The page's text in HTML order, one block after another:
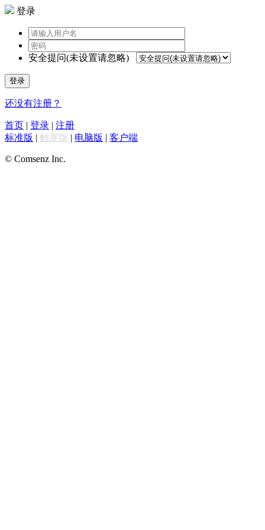
登录
安全提问(未设置请忽略)
登录
还没有注册？
首页 | 登录 | 注册
标准版 | 触屏版 | 电脑版 | 客户端
© Comsenz Inc.